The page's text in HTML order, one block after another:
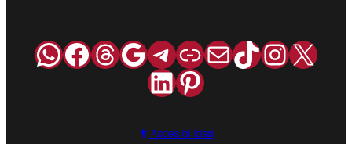
WhatsApp
Facebook
Hilos
Google
Telegram
Enlace
Correo
TikTok
X
LinkedIn
Pinterest
Accesibilidad